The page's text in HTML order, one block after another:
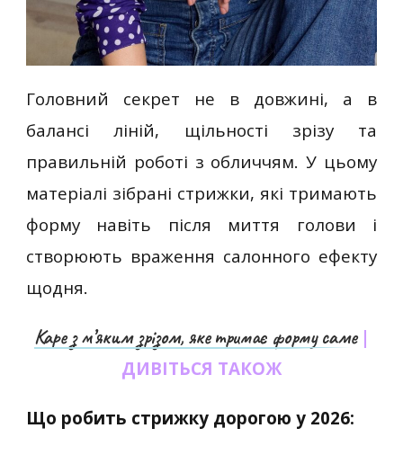
Головний секрет не в довжині, а в
балансі ліній, щільності зрізу та
правильній роботі з обличчям. У цьому
матеріалі зібрані стрижки, які тримають
форму навіть після миття голови і
створюють враження салонного ефекту
щодня.
Каре з м’яким зрізом, яке тримає форму саме |
ДИВІТЬСЯ ТАКОЖ
Що робить стрижку дорогою у 2026: